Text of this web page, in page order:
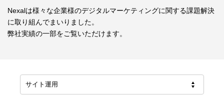
Nexalは様々な企業様のデジタルマーケティングに関する課題解決
に取り組んでまいりました。
弊社実績の一部をご覧いただけます。